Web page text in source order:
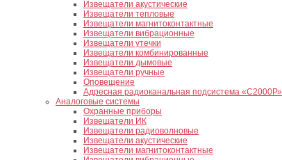
Извещатели акустические
Извещатели тепловые
Извещатели магнитоконтактные
Извещатели вибрационные
Извещатели утечки
Извещатели комбинированные
Извещатели дымовые
Извещатели ручные
Оповещение
Адресная радиоканальная подсистема «С2000Р»
Аналоговые системы
Охранные приборы
Извещатели ИК
Извещатели радиоволновые
Извещатели акустические
Извещатели магнитоконтактные